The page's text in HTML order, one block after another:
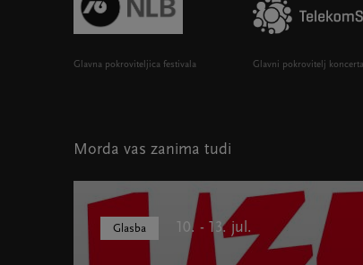
Glavna pokroviteljica festivala Glavni pokrovitelj koncerta
Morda vas zanima tudi
Glasba 10. - 13. jul.